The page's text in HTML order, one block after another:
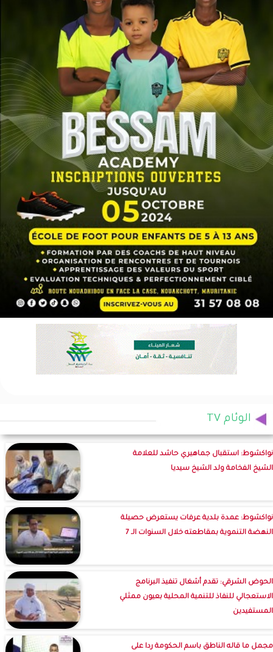
الوئام TV
نواكشوط: استقبال جماهيري حاشد للعلامة
الشيخ الفخامة ولد الشيخ سيديا
نواكشوط: عمدة بلدية عرفات يستعرض حصيلة
النهضة التنموية بمقاطعته خلال السنوات الـ 7
الحوض الشرقي: تقدم أشغال تنفيذ البرنامج
الاستعجالي للنفاذ للتنمية المحلية بعيون ممثلي
المستفيدين
مجمل ما قاله الناطق باسم الحكومة ردا على